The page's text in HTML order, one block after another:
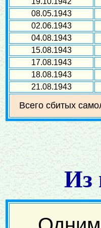
08.05.1943
02.06.1943
04.08.1943
15.08.1943
17.08.1943
18.08.1943
21.08.1943
Всего сбитых
Из